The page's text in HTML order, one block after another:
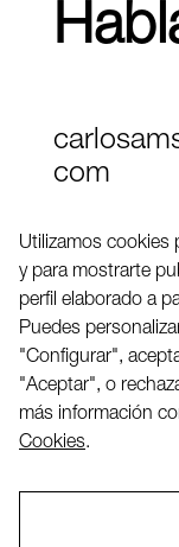
com
Twitter
LinkedIN
2026 ©
Utilizamos cookies
y para mostrarte
perfil elaborado a
Puedes
"Configurar",
"Aceptar", o
más información
Cookies.